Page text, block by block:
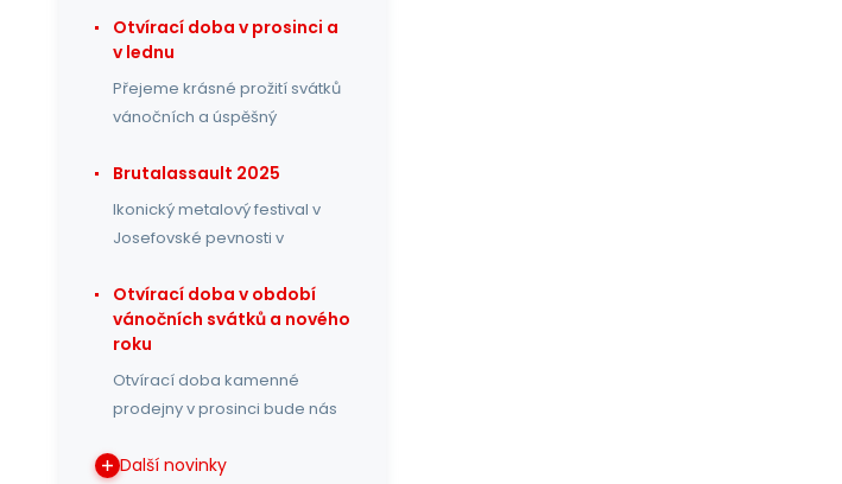
Otvírací doba v prosinci a
v lednu
Přejeme krásné prožití svátků
vánočních a úspěšný
Brutalassault 2025
Ikonický metalový festival v
Josefovské pevnosti v
Otvírací doba v období
vánočních svátků a nového
roku
Otvírací doba kamenné
prodejny v prosinci bude nás
Další novinky